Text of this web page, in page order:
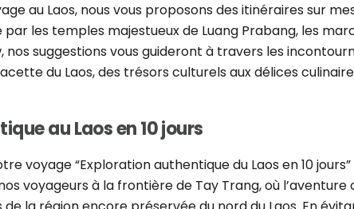
au Laos, nous vous proposons des itinéraires sur
les temples majestueux de Luang Prabang, les
nos suggestions vous guideront à travers les
du Laos, des trésors culturels aux délices
au Laos en 10 jours
voyage “Exploration authentique du Laos en 10
voyageurs à la frontière de Tay Trang, où